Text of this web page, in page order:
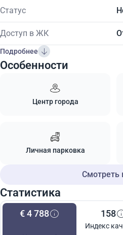
Статус
Доступ в ЖК
Подробнее
Особенности
Центр города
Личная парковка
Смотреть
Статистика
€ 4 788 158
Индекс